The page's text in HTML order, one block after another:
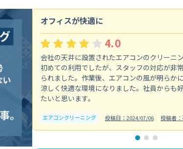
オフィスが快適に
4.0
会社の天井に設置されたエアコンのクリーニ
初めての利用でしたが、スタッフの対応が非
られました。作業後、エアコンの風が明らか
涼しく快適な環境になりました。社員からも
たいと思います。
エアコンクリーニング 投稿日：2024/07/06 投稿者